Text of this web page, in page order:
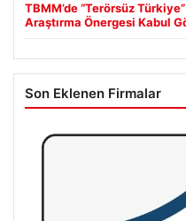
TBMM’de “Terörsüz
Araştırma Önergesi Kabul
Son Eklenen Firmalar